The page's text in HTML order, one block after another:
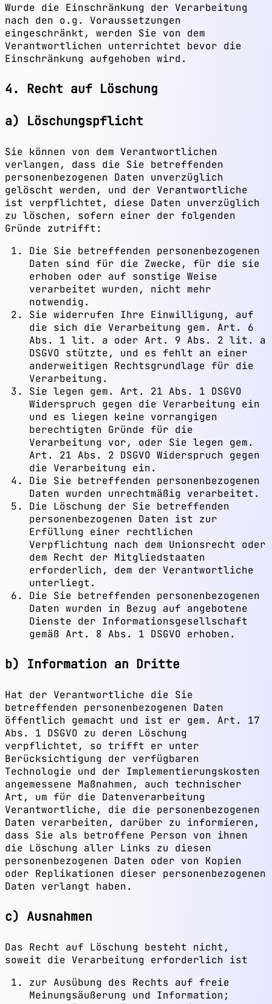
Wurde die Einschränkung der Verarbeitung
nach den o.g. Voraussetzungen
eingeschränkt, werden Sie von dem
Verantwortlichen unterrichtet bevor die
Einschränkung aufgehoben wird.
4. Recht auf Löschung
a) Löschungspflicht
Sie können von dem Verantwortlichen
verlangen, dass die Sie betreffenden
personenbezogenen Daten unverzüglich
gelöscht werden, und der Verantwortliche
ist verpflichtet, diese Daten unverzüglich
zu löschen, sofern einer der folgenden
Gründe zutrifft:
Die Sie betreffenden personenbezogenen
Daten sind für die Zwecke, für die sie
erhoben oder auf sonstige Weise
verarbeitet wurden, nicht mehr
notwendig.
Sie widerrufen Ihre Einwilligung, auf
die sich die Verarbeitung gem. Art. 6
Abs. 1 lit. a oder Art. 9 Abs. 2 lit. a
DSGVO stützte, und es fehlt an einer
anderweitigen Rechtsgrundlage für die
Verarbeitung.
Sie legen gem. Art. 21 Abs. 1 DSGVO
Widerspruch gegen die Verarbeitung ein
und es liegen keine vorrangigen
berechtigten Gründe für die
Verarbeitung vor, oder Sie legen gem.
Art. 21 Abs. 2 DSGVO Widerspruch gegen
die Verarbeitung ein.
Die Sie betreffenden personenbezogenen
Daten wurden unrechtmäßig verarbeitet.
Die Löschung der Sie betreffenden
personenbezogenen Daten ist zur
Erfüllung einer rechtlichen
Verpflichtung nach dem Unionsrecht oder
dem Recht der Mitgliedstaaten
erforderlich, dem der Verantwortliche
unterliegt.
Die Sie betreffenden personenbezogenen
Daten wurden in Bezug auf angebotene
Dienste der Informationsgesellschaft
gemäß Art. 8 Abs. 1 DSGVO erhoben.
b) Information an Dritte
Hat der Verantwortliche die Sie
betreffenden personenbezogenen Daten
öffentlich gemacht und ist er gem. Art. 17
Abs. 1 DSGVO zu deren Löschung
verpflichtet, so trifft er unter
Berücksichtigung der verfügbaren
Technologie und der Implementierungskosten
angemessene Maßnahmen, auch technischer
Art, um für die Datenverarbeitung
Verantwortliche, die die personenbezogenen
Daten verarbeiten, darüber zu informieren,
dass Sie als betroffene Person von ihnen
die Löschung aller Links zu diesen
personenbezogenen Daten oder von Kopien
oder Replikationen dieser personenbezogenen
Daten verlangt haben.
c) Ausnahmen
Das Recht auf Löschung besteht nicht,
soweit die Verarbeitung erforderlich ist
zur Ausübung des Rechts auf freie
Meinungsäußerung und Information;